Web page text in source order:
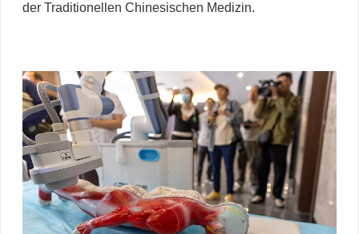
der Traditionellen Chinesischen Medizin.